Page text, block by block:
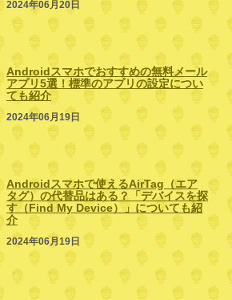
2024年06月20日
Androidスマホでおすすめの無料メール
アプリ5選！標準のアプリの設定につい
ても紹介
2024年06月19日
Androidスマホで使えるAirTag（エア
タグ）の代替品はある？「デバイスを探
す（Find My Device）」についても紹
介
2024年06月19日